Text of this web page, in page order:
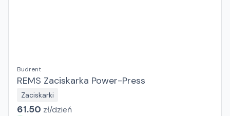
Budrent
REMS Zaciskarka Power-Press
Zaciskarki
61.50 zł/dzień